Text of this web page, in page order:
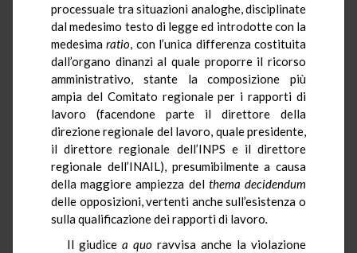
processuale tra situazioni analoghe, disciplinate
dal medesimo testo di legge ed introdotte con la
medesima ratio, con l’unica differenza costituita
dall’organo dinanzi al quale proporre il ricorso
amministrativo, stante la composizione più
ampia del Comitato regionale per i rapporti di
lavoro (facendone parte il direttore della
direzione regionale del lavoro, quale presidente,
il direttore regionale dell’INPS e il direttore
regionale dell’INAIL), presumibilmente a causa
della maggiore ampiezza del thema decidendum
delle opposizioni, vertenti anche sull’esistenza o
sulla qualificazione dei rapporti di lavoro.
Il giudice a quo ravvisa anche la violazione